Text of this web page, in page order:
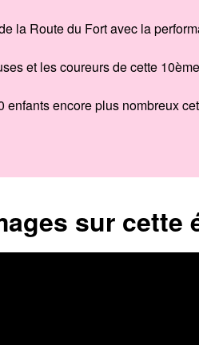
la Route du Fort avec la
et les coureurs de cette
enfants encore plus nombreux
sur cette